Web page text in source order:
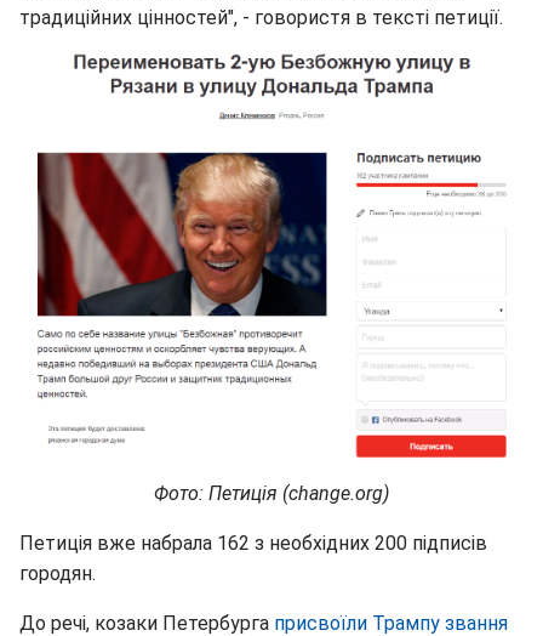
традиційних цінностей", - говористя в тексті петиції.
Фото: Петиція (change.org)
Петиція вже набрала 162 з необхідних 200 підписів
городян.
До речі, козаки Петербурга присвоїли Трампу звання